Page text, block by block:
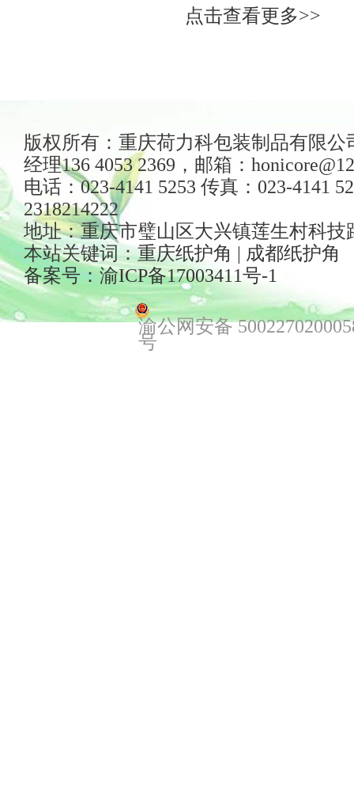
点击查看更多>>
版权所有：重庆荷力科包装制品有限公
经理136 4053 2369，邮箱：
电话：023-4141 5253 传真：023-4141
2318214222
地址：重庆市璧山区大兴镇莲生村科技
本站关键词：重庆纸护角 | 成都纸护角
备案号：渝ICP备17003411号-1
渝公网安备
号